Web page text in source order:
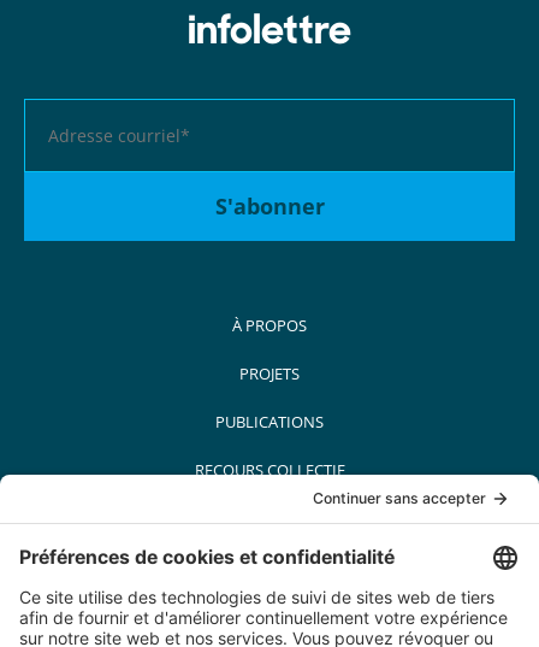
infolettre
À PROPOS
PROJETS
PUBLICATIONS
RECOURS COLLECTIF
MÉDIAS
PARTENAIRES
CARRIÈRES